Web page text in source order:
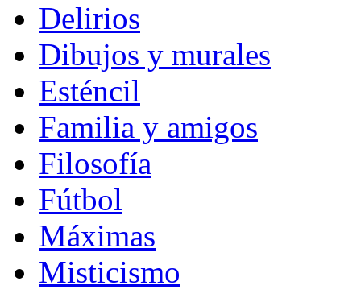
Delirios
Dibujos y murales
Esténcil
Familia y amigos
Filosofía
Fútbol
Máximas
Misticismo